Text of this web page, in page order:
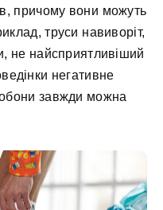
причому вони можуть
труси навиворіт,
не найсприятливіший
негативне
завжди можна